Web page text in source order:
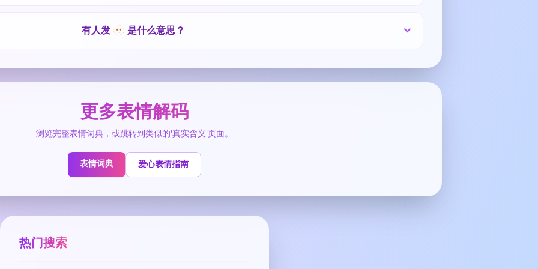
有人发 🫥 是什么意思？
更多表情解码
浏览完整表情词典，或跳转到类似的'真实含义'页面。
表情词典 爱心表情指南
热门搜索